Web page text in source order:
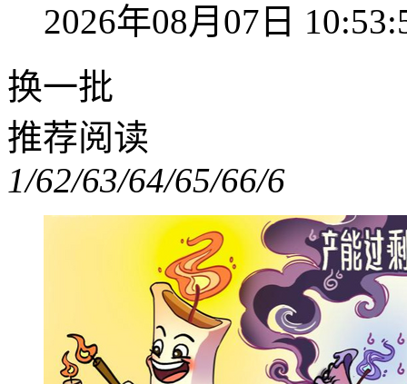
2026年08月07日
换一批
推荐阅读
1/62/63/64/65/66/6